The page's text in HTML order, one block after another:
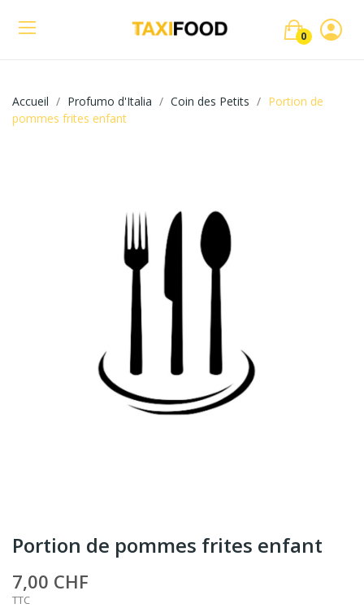
0
Accueil Profumo d'Italia Coin des Petits
Portion de
pommes frites enfant
Portion de pommes frites enfant
7,00 CHF
TTC